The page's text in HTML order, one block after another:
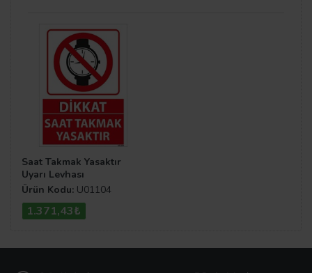
Saat Takmak Yasaktır
Uyarı Levhası
Ürün Kodu: U01104
1.371,43₺